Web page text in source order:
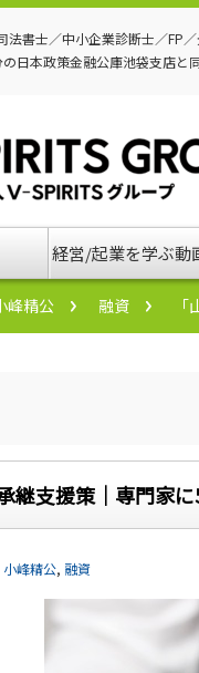
法書士／中小企業診断士／FP
日本政策金融公庫池袋支店と
経営/起業を学ぶ動
峰精公 融資
継支援策｜専門家
小峰精公, 融資